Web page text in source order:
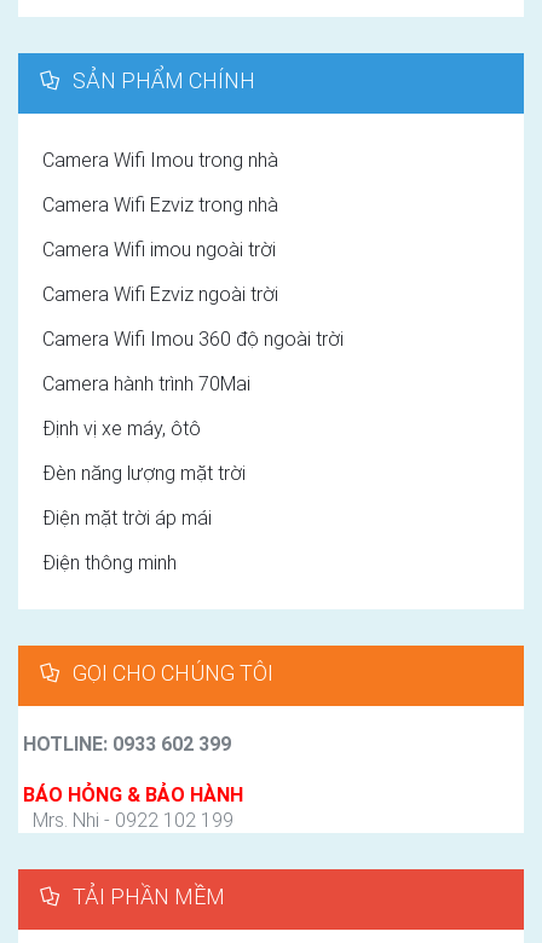
SẢN PHẨM CHÍNH
Camera Wifi Imou trong nhà
Camera Wifi Ezviz trong nhà
Camera Wifi imou ngoài trời
Camera Wifi Ezviz ngoài trời
Camera Wifi Imou 360 độ ngoài trời
Camera hành trình 70Mai
Định vị xe máy, ôtô
Đèn năng lượng mặt trời
Điện mặt trời áp mái
Điện thông minh
GỌI CHO CHÚNG TÔI
HOTLINE: 0933 602 399
BÁO HỎNG & BẢO HÀNH
Mrs. Nhi - 0922 102 199
TẢI PHẦN MỀM